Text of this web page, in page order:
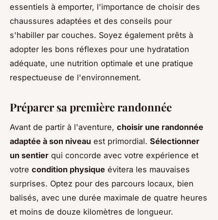
essentiels à emporter, l'importance de choisir des
chaussures adaptées et des conseils pour
s'habiller par couches. Soyez également prêts à
adopter les bons réflexes pour une hydratation
adéquate, une nutrition optimale et une pratique
respectueuse de l'environnement.
Préparer sa première randonnée
Avant de partir à l'aventure, choisir une randonnée
adaptée à son niveau est primordial. Sélectionner
un sentier qui concorde avec votre expérience et
votre condition physique évitera les mauvaises
surprises. Optez pour des parcours locaux, bien
balisés, avec une durée maximale de quatre heures
et moins de douze kilomètres de longueur.